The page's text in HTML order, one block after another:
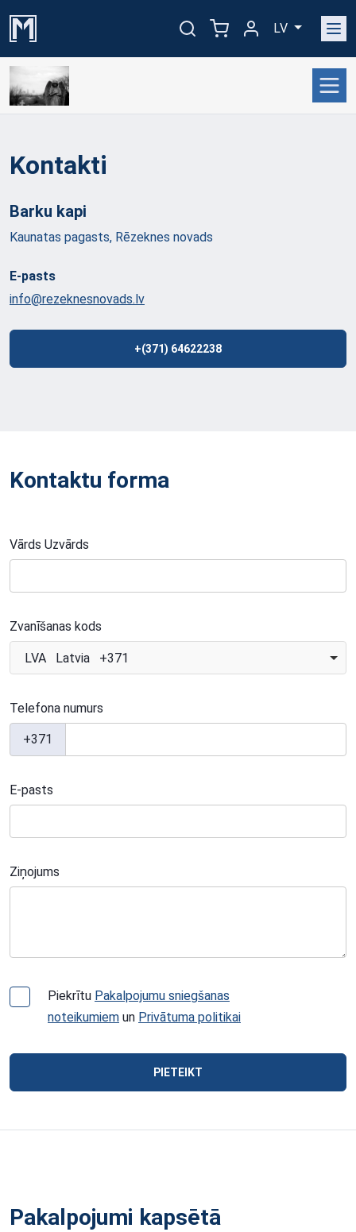
LV
Kontakti
Barku kapi
Kaunatas pagasts, Rēzeknes novads
E-pasts
info@rezeknesnovads.lv
+(371) 64622238
Kontaktu forma
Vārds Uzvārds
Zvanīšanas kods
LVA Latvia +371
Telefona numurs
+371
E-pasts
Ziņojums
Piekrītu Pakalpojumu sniegšanas
noteikumiem un Privātuma politikai
PIETEIKT
Pakalpojumi kapsētā